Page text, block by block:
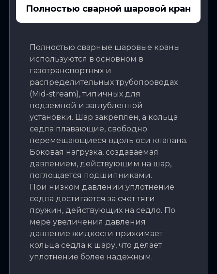
Полностью сварной шаровой кран
Полностью сварные шаровые краны
используются в основном в
газотранспортных и
распределительных трубопроводах
(Mid-stream), типичных для
подземной и заглубленной
установки. Шар закреплен, а кольца
седла плавающие, свободно
перемещающиеся вдоль оси клапана.
Боковая нагрузка, создаваемая
давлением, действующим на шар,
поглощается подшипниками.
При низком давлении уплотнение
седла достигается за счет тяги
пружин, действующих на седло. По
мере увеличения давления
давление жидкости прижимает
кольца седла к шару, что делает
уплотнение более надежным.